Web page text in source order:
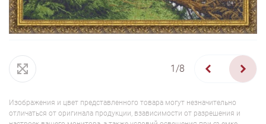
1/8
Изображения и цвет представленного товара могут незначительно
отличаться от оригинала продукции, взависимости от разрешения и